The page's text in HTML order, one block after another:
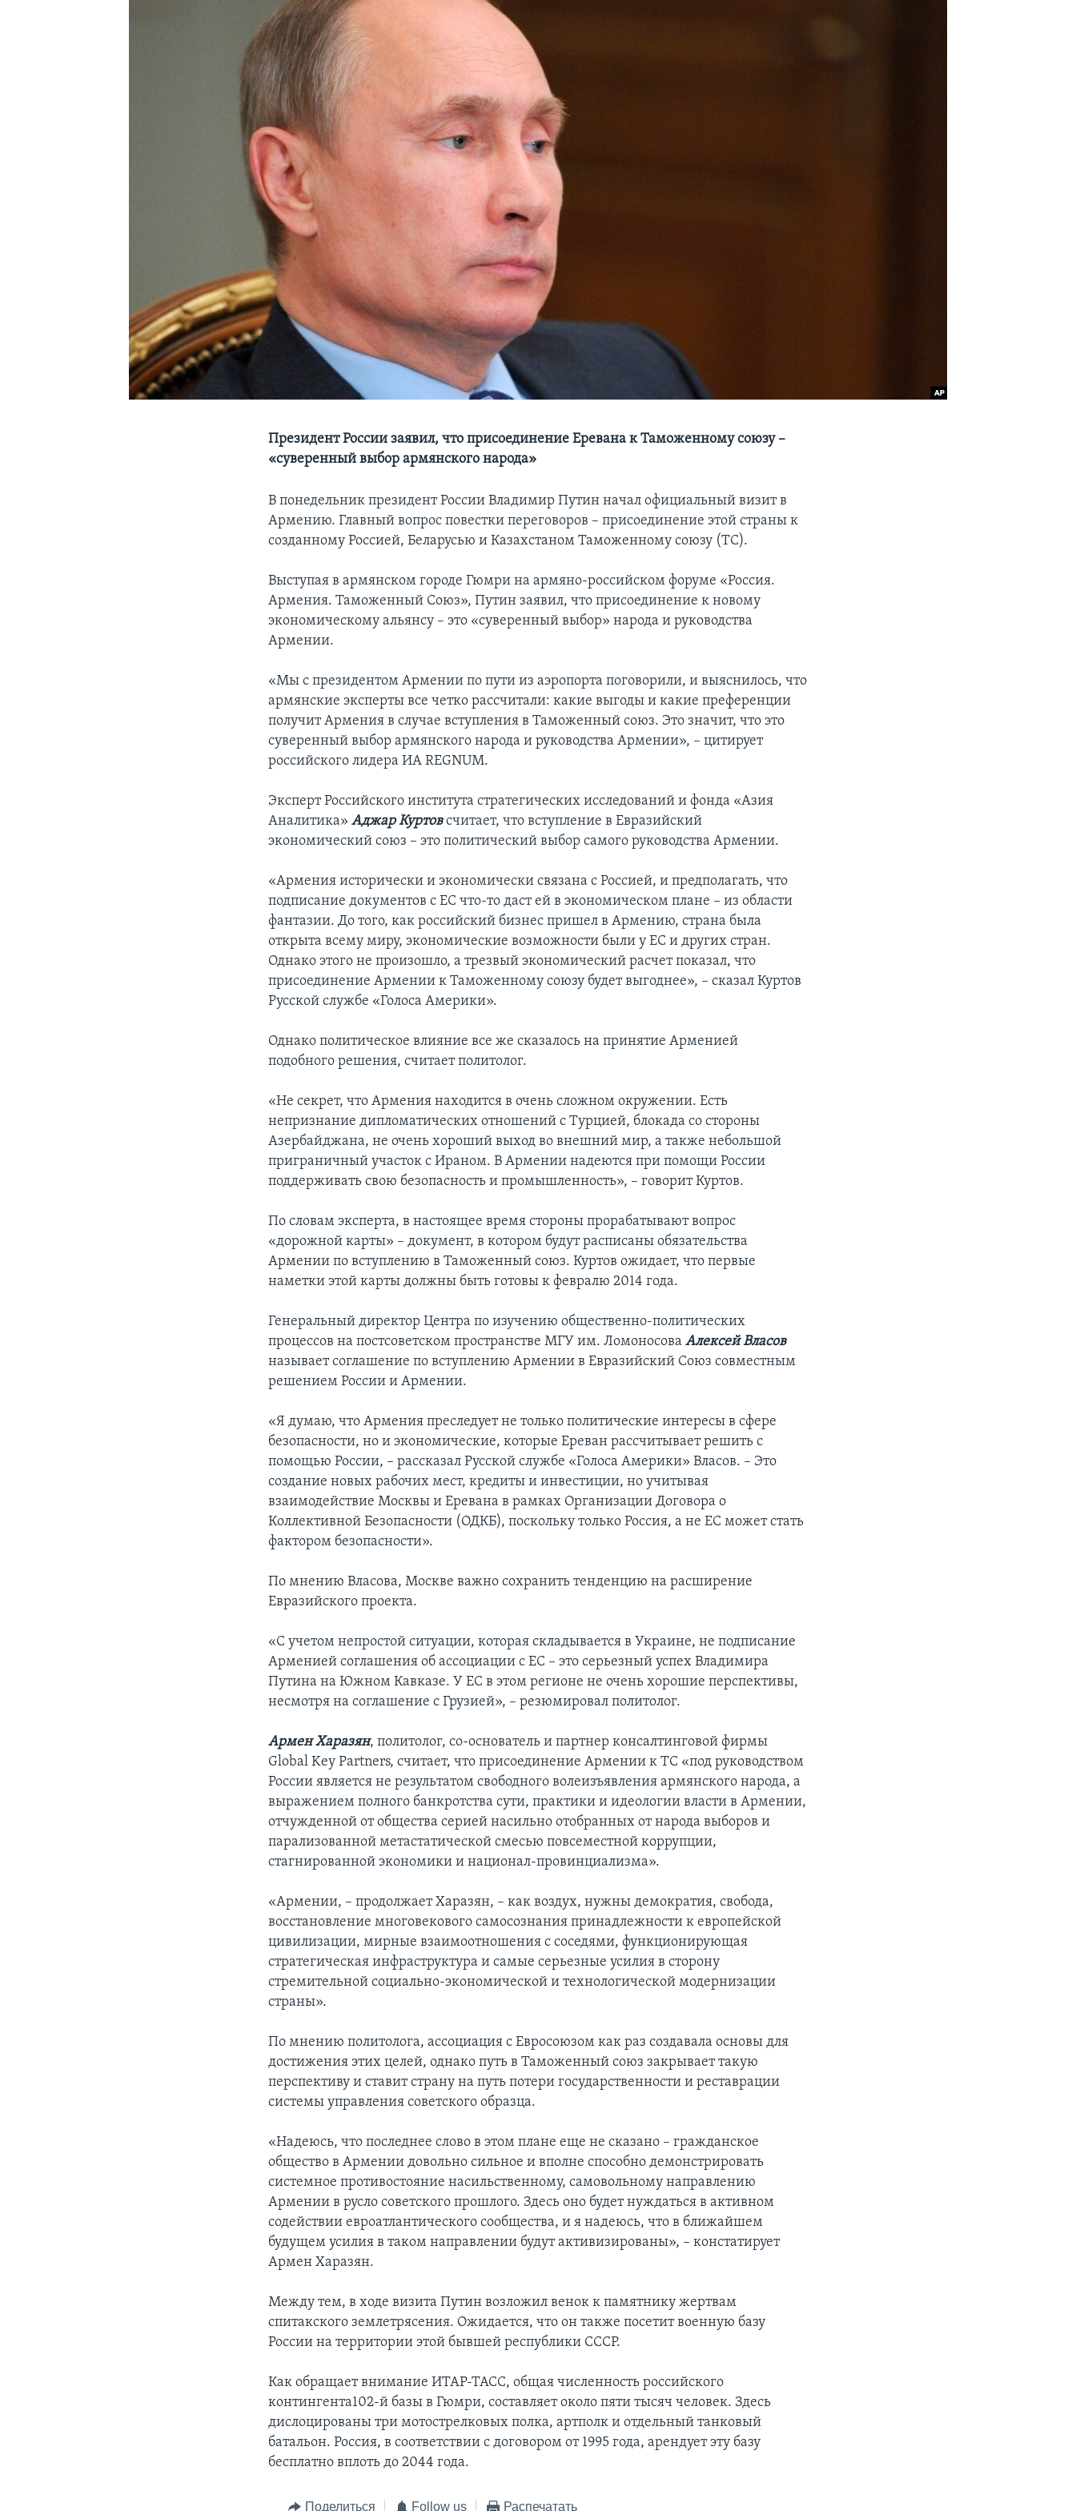
Президент России заявил, что присоединение Еревана к Таможенному союзу –
«суверенный выбор армянского народа»
В понедельник президент России Владимир Путин начал официальный визит в
Армению. Главный вопрос повестки переговоров – присоединение этой страны к
созданному Россией, Беларусью и Казахстаном Таможенному союзу (ТС).
Выступая в армянском городе Гюмри на армяно-российском форуме «Россия.
Армения. Таможенный Союз», Путин заявил, что присоединение к новому
экономическому альянсу – это «суверенный выбор» народа и руководства
Армении.
«Мы с президентом Армении по пути из аэропорта поговорили, и выяснилось, что
армянские эксперты все четко рассчитали: какие выгоды и какие преференции
получит Армения в случае вступления в Таможенный союз. Это значит, что это
суверенный выбор армянского народа и руководства Армении», – цитирует
российского лидера ИА REGNUM.
Эксперт Российского института стратегических исследований и фонда «Азия
Аналитика»Аджар Куртовсчитает, что вступление в Евразийский
экономический союз – это политический выбор самого руководства Армении.
«Армения исторически и экономически связана с Россией, и предполагать, что
подписание документов с ЕС что-то даст ей в экономическом плане – из области
фантазии. До того, как российский бизнес пришел в Армению, страна была
открыта всему миру, экономические возможности были у ЕС и других стран.
Однако этого не произошло, а трезвый экономический расчет показал, что
присоединение Армении к Таможенному союзу будет выгоднее», – сказал Куртов
Русской службе «Голоса Америки».
Однако политическое влияние все же сказалось на принятие Арменией
подобного решения, считает политолог.
«Не секрет, что Армения находится в очень сложном окружении. Есть
непризнание дипломатических отношений с Турцией, блокада со стороны
Азербайджана, не очень хороший выход во внешний мир, а также небольшой
приграничный участок с Ираном. В Армении надеются при помощи России
поддерживать свою безопасность и промышленность», – говорит Куртов.
По словам эксперта, в настоящее время стороны прорабатывают вопрос
«дорожной карты» – документ, в котором будут расписаны обязательства
Армении по вступлению в Таможенный союз. Куртов ожидает, что первые
наметки этой карты должны быть готовы к февралю 2014 года.
Генеральный директор Центра по изучению общественно-политических
процессов на постсоветском пространстве МГУ им. ЛомоносоваАлексей Власов
называет соглашение по вступлению Армении в Евразийский Союз совместным
решением России и Армении.
«Я думаю, что Армения преследует не только политические интересы в сфере
безопасности, но и экономические, которые Ереван рассчитывает решить с
помощью России, – рассказал Русской службе «Голоса Америки» Власов. – Это
создание новых рабочих мест, кредиты и инвестиции, но учитывая
взаимодействие Москвы и Еревана в рамках Организации Договора о
Коллективной Безопасности (ОДКБ), поскольку только Россия, а не ЕС может стать
фактором безопасности».
По мнению Власова, Москве важно сохранить тенденцию на расширение
Евразийского проекта.
«С учетом непростой ситуации, которая складывается в Украине, не подписание
Арменией соглашения об ассоциации с ЕС – это серьезный успех Владимира
Путина на Южном Кавказе. У ЕС в этом регионе не очень хорошие перспективы,
несмотря на соглашение с Грузией», – резюмировал политолог.
Армен Харазян, политолог, со-основатель и партнер консалтинговой фирмы
Global Key Partners, считает, что присоединение Армении к ТС «под руководством
России является не результатом свободного волеизъявления армянского народа, а
выражением полного банкротства сути, практики и идеологии власти в Армении,
отчужденной от общества серией насильно отобранных от народа выборов и
парализованной метастатической смесью повсеместной коррупции,
стагнированной экономики и национал-провинциализма».
«Армении, – продолжает Харазян, – как воздух, нужны демократия, свобода,
восстановление многовекового самосознания принадлежности к европейской
цивилизации, мирные взаимоотношения с соседями, функционирующая
стратегическая инфраструктура и самые серьезные усилия в сторону
стремительной социально-экономической и технологической модернизации
страны».
По мнению политолога, ассоциация с Евросоюзом как раз создавала основы для
достижения этих целей, однако путь в Таможенный союз закрывает такую
перспективу и ставит страну на путь потери государственности и реставрации
системы управления советского образца.
«Надеюсь, что последнее слово в этом плане еще не сказано – гражданское
общество в Армении довольно сильное и вполне способно демонстрировать
системное противостояние насильственному, самовольному направлению
Армении в русло советского прошлого. Здесь оно будет нуждаться в активном
содействии евроатлантического сообщества, и я надеюсь, что в ближайшем
будущем усилия в таком направлении будут активизированы», – констатирует
Армен Харазян.
Между тем, в ходе визита Путин возложил венок к памятнику жертвам
спитакского землетрясения. Ожидается, что он также посетит военную базу
России на территории этой бывшей республики СССР.
Как обращает внимание ИТАР-ТАСС, общая численность российского
контингента102-й базы в Гюмри, составляет около пяти тысяч человек. Здесь
дислоцированы три мотострелковых полка, артполк и отдельный танковый
батальон. Россия, в соответствии с договором от 1995 года, арендует эту базу
бесплатно вплоть до 2044 года.
Поделиться Follow us Распечатать